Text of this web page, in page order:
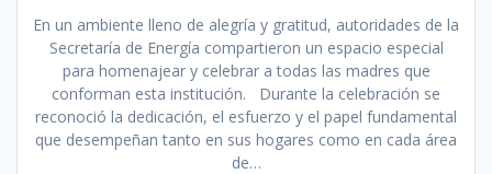
En un ambiente lleno de alegría y gratitud, autoridades de la
Secretaría de Energía compartieron un espacio especial
para homenajear y celebrar a todas las madres que
conforman esta institución. Durante la celebración se
reconoció la dedicación, el esfuerzo y el papel fundamental
que desempeñan tanto en sus hogares como en cada área
de…